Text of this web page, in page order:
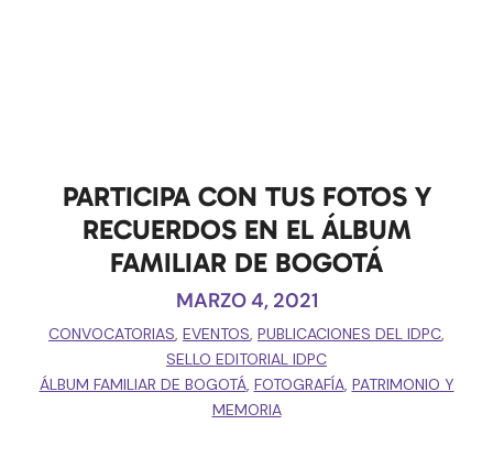
PARTICIPA CON TUS FOTOS Y
RECUERDOS EN EL ÁLBUM
FAMILIAR DE BOGOTÁ
MARZO 4, 2021
CONVOCATORIAS, EVENTOS, PUBLICACIONES DEL IDPC,
SELLO EDITORIAL IDPC
ÁLBUM FAMILIAR DE BOGOTÁ, FOTOGRAFÍA, PATRIMONIO Y
MEMORIA